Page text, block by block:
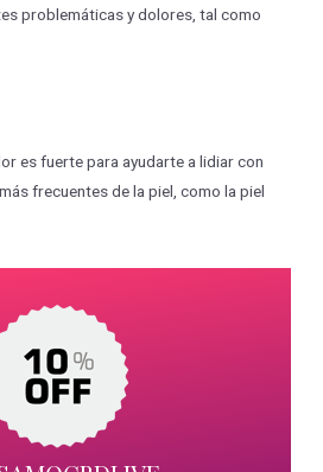
problemáticas y dolores, tal como
es fuerte para ayudarte a lidiar con
frecuentes de la piel, como la piel